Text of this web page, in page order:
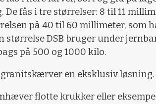
De fås i tre størrelser: 8 til 11
på 40 til 60 millimeter, som
størrelse DSB bruger under
på 500 og 1000 kilo.
granitskærver en eksklusiv løsning.
flotte krukker eller